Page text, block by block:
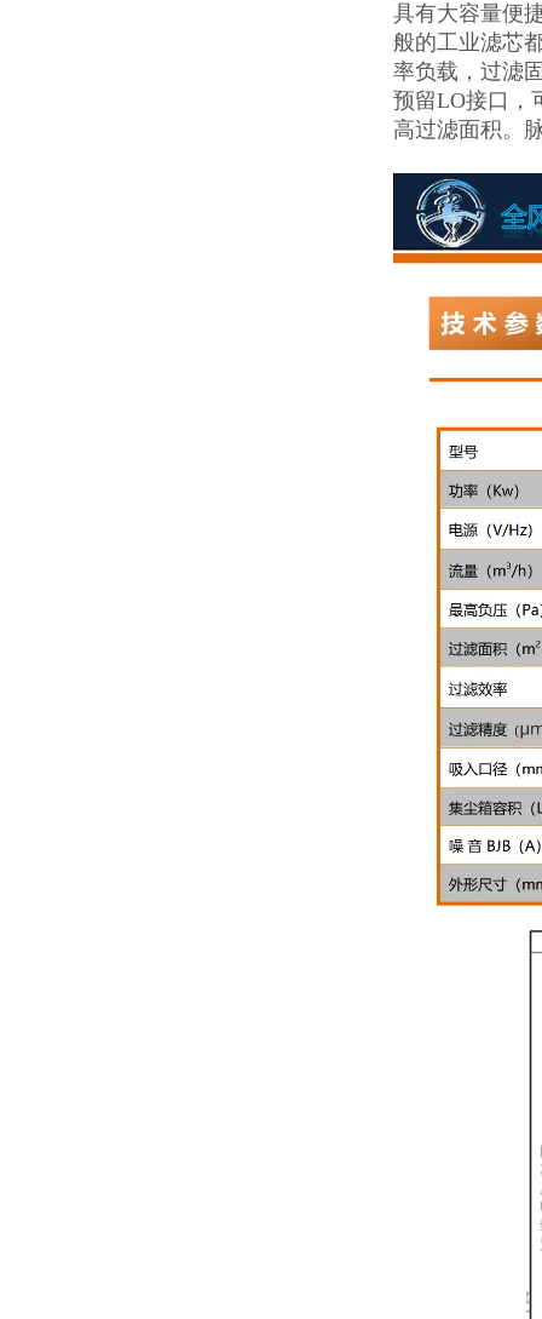
具有大容量便
般的工业滤芯
率负载，过滤
预留LO接口，
高过滤面积。